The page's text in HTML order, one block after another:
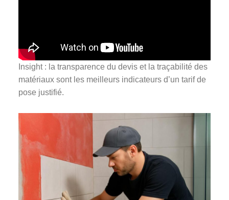
Insight : la transparence du devis et la traçabilité des
matériaux sont les meilleurs indicateurs d’un tarif de
pose justifié.